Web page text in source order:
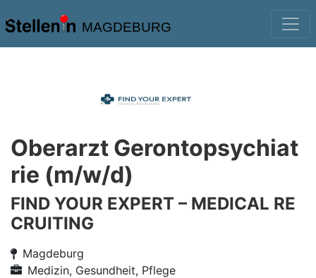
MAGDEBURG
Oberarzt Gerontopsychiat
rie (m/w/d)
FIND YOUR EXPERT – MEDICAL RE
CRUITING
Magdeburg
Medizin, Gesundheit, Pflege